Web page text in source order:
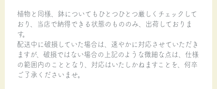
植物と同様、鉢についてもひとつひとつ厳しくチェックして
おり、当店で納得できる状態のもののみ、出荷しておりま
す。
配送中に破損していた場合は、速やかに対応させていただき
ますが、破損ではない場合の上記のような微細な点は、仕様
の範囲内のこととなり、対応はいたしかねますことを、何卒
ご了承くださいませ。